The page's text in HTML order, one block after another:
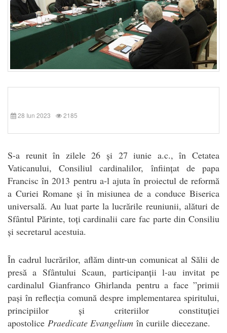
28 Iun 2023 2185
S-a reunit în zilele 26 și 27 iunie a.c., în Cetatea
Vaticanului, Consiliul cardinalilor, înființat de papa
Francisc în 2013 pentru a-l ajuta în proiectul de reformă
a Curiei Romane și în misiunea de a conduce Biserica
universală. Au luat parte la lucrările reuniunii, alături de
Sfântul Părinte, toți cardinalii care fac parte din Consiliu
și secretarul acestuia.
În cadrul lucrărilor, aflăm dintr-un comunicat al Sălii de
presă a Sfântului Scaun, participanții l-au invitat pe
cardinalul Gianfranco Ghirlanda pentru a face ”primii
pași în reflecția comună despre implementarea spiritului,
principiilor și criteriilor constituției
apostolice Praedicate Evangelium în curiile diecezane.